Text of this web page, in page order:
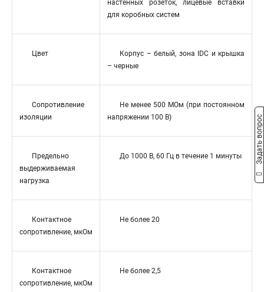
настенных розеток, лицевые вставки
для коробных систем
Цвет
Корпус – белый, зона IDC и крышка
– черные
Сопротивление
изоляции
Не менее 500 МОм (при постоянном
напряжении 100 В)
Предельно
выдерживаемая
нагрузка
До 1000 В, 60 Гц в течение 1 минуты
Контактное
сопротивление, мкОм
Не более 20
Контактное
сопротивление, мкОм
Не более 2,5
Задать вопрос